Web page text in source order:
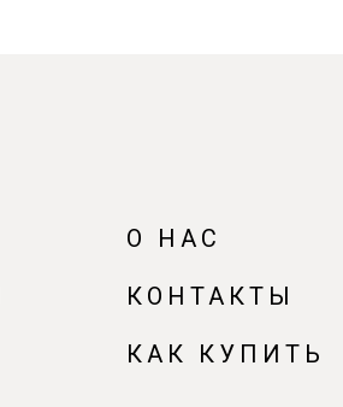
О НАС
КОНТАКТЫ
КАК КУПИТЬ